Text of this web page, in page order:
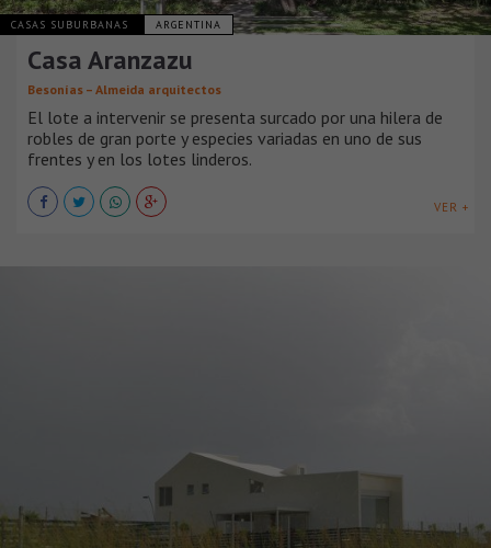
CASAS SUBURBANAS ARGENTINA
Casa Aranzazu
Besonías – Almeida arquitectos
El lote a intervenir se presenta surcado por una hilera de
robles de gran porte y especies variadas en uno de sus
frentes y en los lotes linderos.
VER +